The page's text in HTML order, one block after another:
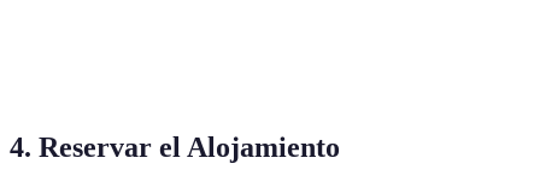
4. Reservar el Alojamiento